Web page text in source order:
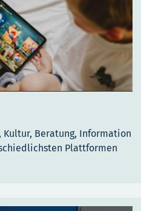
Kultur, Beratung, Information
Plattformen